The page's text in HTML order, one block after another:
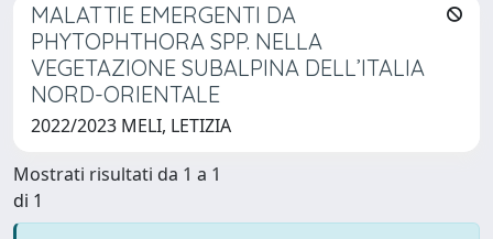
MALATTIE EMERGENTI DA
PHYTOPHTHORA SPP. NELLA
VEGETAZIONE SUBALPINA DELL’ITALIA
NORD-ORIENTALE
2022/2023 MELI, LETIZIA
Mostrati risultati da 1 a 1
di 1